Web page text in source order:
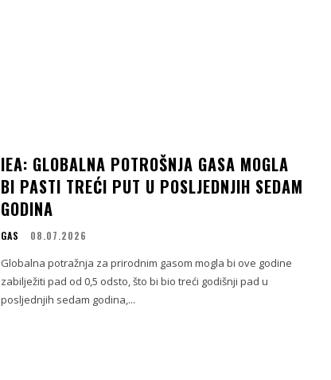
IEA: GLOBALNA POTROŠNJA GASA MOGLA
BI PASTI TREĆI PUT U POSLJEDNJIH SEDAM
GODINA
GAS 08.07.2026
Globalna potražnja za prirodnim gasom mogla bi ove godine
zabilježiti pad od 0,5 odsto, što bi bio treći godišnji pad u
posljednjih sedam godina,...